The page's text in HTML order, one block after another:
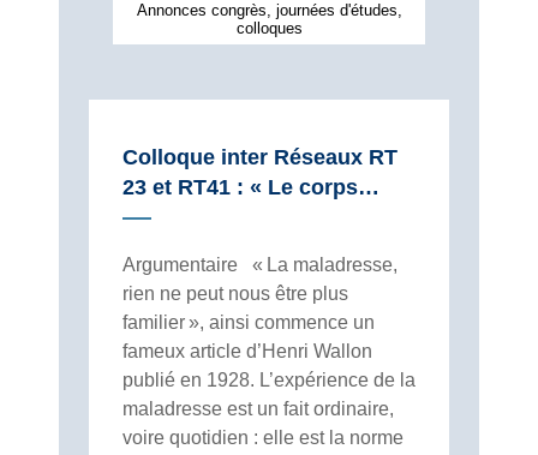
Annonces congrès, journées d'études,
colloques
Colloque inter Réseaux RT
23 et RT41 : « Le corps…
Argumentaire « La maladresse,
rien ne peut nous être plus
familier », ainsi commence un
fameux article d’Henri Wallon
publié en 1928. L’expérience de la
maladresse est un fait ordinaire,
voire quotidien : elle est la norme